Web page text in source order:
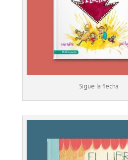
Sigue la flecha